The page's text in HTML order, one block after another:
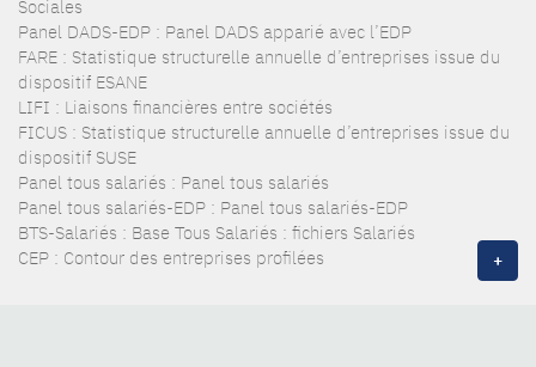
Sociales
Panel DADS-EDP : Panel DADS apparié avec l’EDP
FARE : Statistique structurelle annuelle d’entreprises issue du
dispositif ESANE
LIFI : Liaisons financières entre sociétés
FICUS : Statistique structurelle annuelle d’entreprises issue du
dispositif SUSE
Panel tous salariés : Panel tous salariés
Panel tous salariés-EDP : Panel tous salariés-EDP
BTS-Salariés : Base Tous Salariés : fichiers Salariés
CEP : Contour des entreprises profilées
+